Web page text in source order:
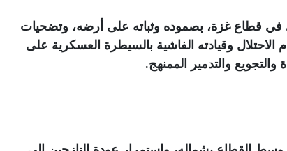
في قطاع غزة، بصموده وثباته على أرضه، وتضحيات
وقيادته الفاشية بالسيطرة العسكرية على
والتدمير الممنهج.